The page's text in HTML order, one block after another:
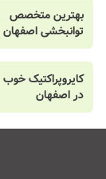
بهترین متخصص
توانبخشی اصفهان
کایروپراکتیک خوب
در اصفهان